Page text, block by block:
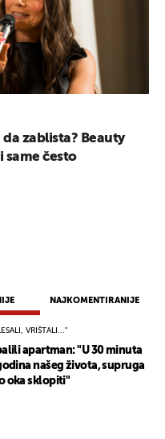
NAJKOMENTIRANIJE
VRIŠTALI..."
apartman: "U 30 minuta
našeg života, supruga
oka sklopiti"
zablista? Beauty
same često